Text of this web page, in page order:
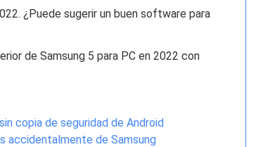
¿Puede sugerir un buen software para
de Samsung 5 para PC en 2022 con
copia de seguridad de Android
accidentalmente de Samsung